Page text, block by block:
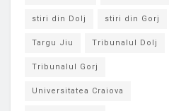
stiri din Dolj stiri din Gorj
Targu Jiu Tribunalul Dolj
Tribunalul Gorj
Universitatea Craiova